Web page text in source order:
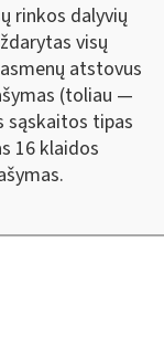
rinkos dalyvių
visų
atstovus
(toliau —
sąskaitos tipas
16 klaidos